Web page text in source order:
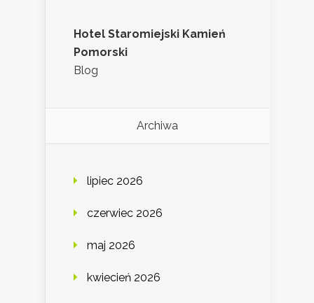
Hotel Staromiejski Kamień
Pomorski
Blog
Archiwa
lipiec 2026
czerwiec 2026
maj 2026
kwiecień 2026